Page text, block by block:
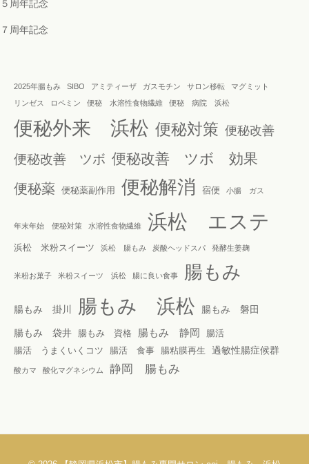
５周年記念
７周年記念
2025年腸もみ SIBO アミティーザ ガスモチン サロン移転
マグミット
リンゼス
ロペミン 便秘 水溶性食物繊維 便秘 病院 浜松
便秘外来 浜松 便秘対策 便秘改善
便秘改善 ツボ 便秘改善 ツボ 効果
便秘薬 便秘薬副作用 便秘解消 宿便 小腸 ガス
年末年始 便秘対策 水溶性食物繊維 浜松 エステ
浜松 米粉スイーツ 浜松 腸もみ 炭酸ヘッドスパ 発酵生姜麹
米粉お菓子 米粉スイーツ 浜松 腸に良い食事 腸もみ
腸もみ 掛川 腸もみ 浜松 腸もみ 磐田
腸もみ 袋井 腸もみ 資格 腸もみ 静岡
腸活
腸活 うまくいくコツ
腸活 食事 腸粘膜再生 過敏性腸症候群
酸カマ 酸化マグネシウム 静岡 腸もみ